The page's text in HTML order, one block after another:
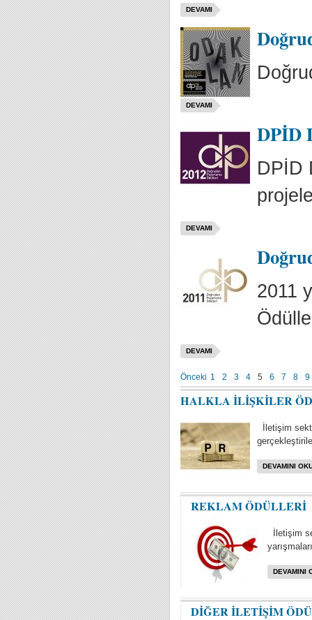
DEVAMI
DEVAMI
DPİD
DPİD
DEVAMI
2011
DEVAMI
Önceki 1 2 3 4 5 6 7 8 9
HALKLA İLİŞKİLER
İletişim
DEVAMINI
REKLAM ÖDÜLLERİ
İletişim
DEVAMINI
DİĞER İLETİŞİM